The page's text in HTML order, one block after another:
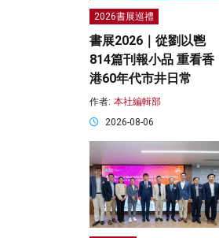
2026書展巡禮
書展2026｜從劉以鬯
814篇刊報小品 重看香
港60年代市井日常
作者: 本社編輯部
2026-08-06